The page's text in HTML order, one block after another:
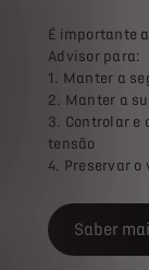
É importante
Advisor para:
1. Manter a
2. Manter a
3. Controlar e
tensão
4. Preservar o
Saber